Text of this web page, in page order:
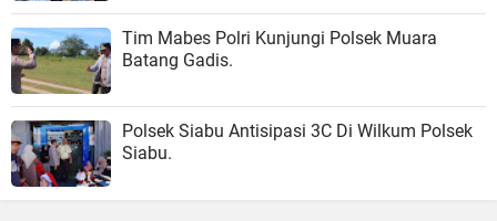
Tim Mabes Polri Kunjungi Polsek Muara
Batang Gadis.
Polsek Siabu Antisipasi 3C Di Wilkum Polsek
Siabu.